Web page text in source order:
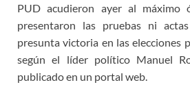
PUD acudieron ayer al máximo
presentaron las pruebas ni
presunta victoria en las elecciones
según el líder político Manuel
publicado en un portal web.